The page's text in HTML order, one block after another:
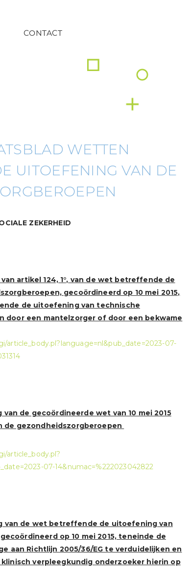
CONTACT
WETTEN
UITOEFENING VAN DE
ZEKERHEID
van artikel 124, 1°, van de wet betreffende de
gecoördineerd op 10 mei 2015,
de uitoefening van technische
door een mantelzorger of door een bekwame
article_body.pl?language=nl&pub_date=2023-07-
van de gecoördineerde wet van 10 mei 2015
gezondheidszorgberoepen
article_body.pl?
07-14&numac=%222023042822
van de wet betreffende de uitoefening van
op 10 mei 2015, teneinde de
aan Richtlijn 2005/36/EG te verduidelijken en
verpleegkundig onderzoeker hierin op